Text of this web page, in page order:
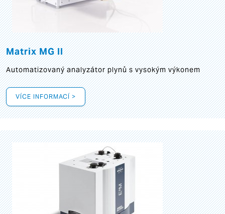
Matrix MG II
Automatizovaný analyzátor plynů s vysokým výkonem
VÍCE INFORMACÍ >